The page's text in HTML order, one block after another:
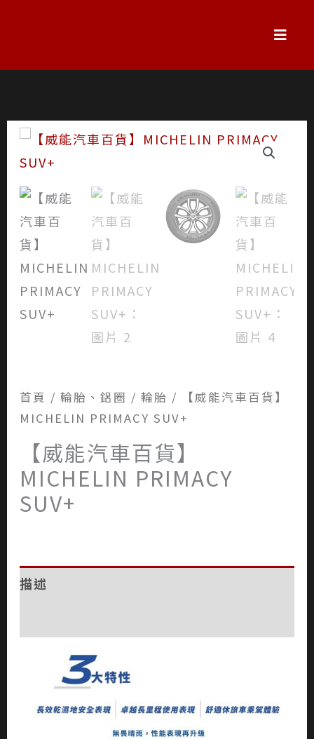
容
首頁 / 輪胎、鋁圈 / 輪胎 / 【威能汽車百貨】
MICHELIN PRIMACY SUV+
【威能汽車百貨】
MICHELIN PRIMACY
SUV+
描述